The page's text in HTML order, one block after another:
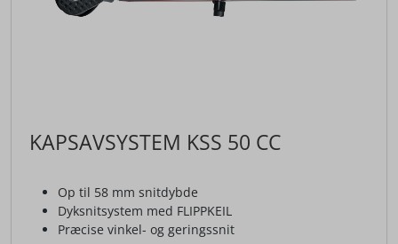
KAPSAVSYSTEM KSS 50 CC
Op til 58 mm snitdybde
Dyksnitsystem med FLIPPKEIL
Præcise vinkel- og geringssnit